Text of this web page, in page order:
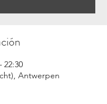
22:30
Antwerpen